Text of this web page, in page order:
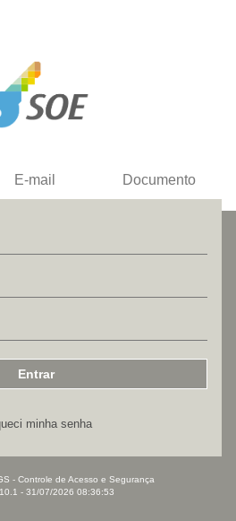
E-mail Documento
minha senha
- Controle de Acesso e Segurança
- 31/07/2026 08:36:53